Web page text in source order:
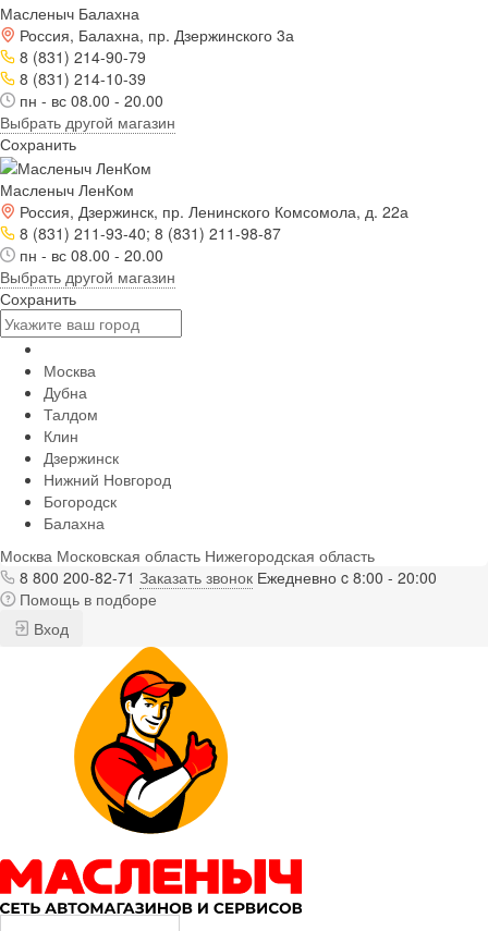
Масленыч Балахна
Россия, Балахна, пр. Дзержинского 3а
8 (831) 214-90-79
8 (831) 214-10-39
пн - вс 08.00 - 20.00
Выбрать другой магазин
Сохранить
Масленыч ЛенКом
Россия, Дзержинск, пр. Ленинского Комсомола, д. 22а
8 (831) 211-93-40; 8 (831) 211-98-87
пн - вс 08.00 - 20.00
Выбрать другой магазин
Сохранить
Москва
Дубна
Талдом
Клин
Дзержинск
Нижний Новгород
Богородск
Балахна
Москва Московская область Нижегородская область
8 800 200-82-71 Заказать звонок Ежедневно c 8:00 - 20:00
Помощь в подборе
Вход